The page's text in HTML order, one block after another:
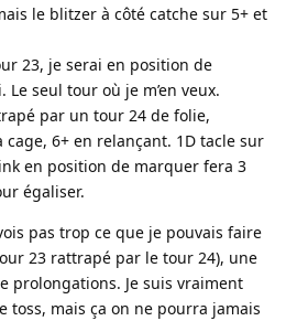
le blitzer à côté catche sur 5+ et
23, je serai en position de
Le seul tour où je m’en veux.
par un tour 24 de folie,
6+ en relançant. 1D tacle sur
en position de marquer fera 3
égaliser.
pas trop ce que je pouvais faire
23 rattrapé par le tour 24), une
prolongations. Je suis vraiment
toss, mais ça on ne pourra jamais